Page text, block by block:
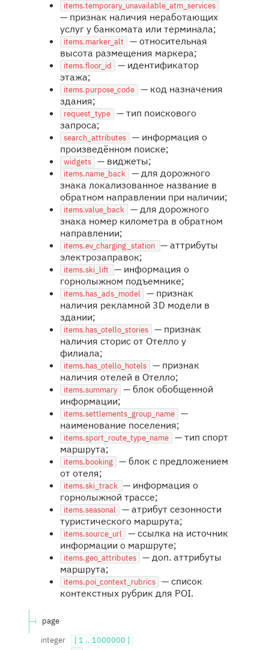
items.temporary_unavailable_atm_services
— признак наличия неработающих
услуг у банкомата или терминала;
items.marker_alt
— относительная
высота размещения маркера;
items.floor_id
— идентификатор
этажа;
items.purpose_code — код назначения
здания;
request_type — тип поискового
запроса;
search_attributes — информация о
произведённом поиске;
widgets — виджеты;
items.name_back — для дорожного
знака локализованное название в
обратном направлении при наличии;
items.value_back — для дорожного
знака номер километра в обратном
направлении;
items.ev_charging_station — аттрибуты
электрозаправок;
items.ski_lift — информация о
горнолыжном подъемнике;
items.has_ads_model — признак
наличия рекламной 3D модели в
здании;
items.has_otello_stories — признак
наличия сторис от Отелло у
филиала;
items.has_otello_hotels — признак
наличия отелей в Отелло;
items.summary — блок обобщенной
информации;
items.settlements_group_name —
наименование поселения;
items.sport_route_type_name — тип спорт
маршрута;
items.booking — блок с предложением
от отеля;
items.ski_track — информация о
горнолыжной трассе;
items.seasonal — атрибут сезонности
туристического маршрута;
items.source_url — ссылка на источник
информации о маршруте;
items.geo_attributes — доп. аттрибуты
маршрута;
items.poi_context_rubrics — список
контекстных рубрик для POI.
page
integer
[ 1 .. 1000000 ]